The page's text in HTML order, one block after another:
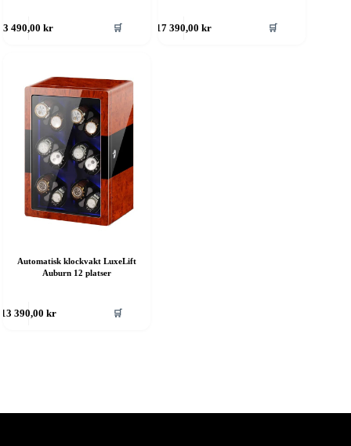
3 490,00kr 🛒 17 390,00 kr 🛒
Automatisk klockvakt LuxeLift
Auburn 12 platser
13 390,00 kr 🛒